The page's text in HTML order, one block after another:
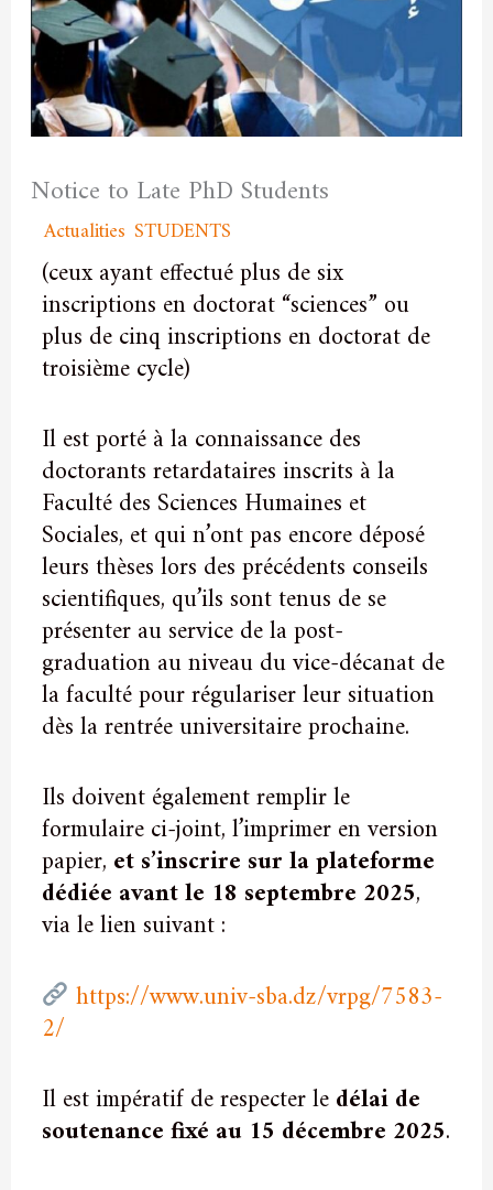
Notice to Late PhD Students
/Actualities STUDENTS
(ceux ayant effectué plus de six
inscriptions en doctorat “sciences” ou
plus de cinq inscriptions en doctorat de
troisième cycle)
Il est porté à la connaissance des
doctorants retardataires inscrits à la
Faculté des Sciences Humaines et
Sociales, et qui n’ont pas encore déposé
leurs thèses lors des précédents conseils
scientifiques, qu’ils sont tenus de se
présenter au service de la post-
graduation au niveau du vice-décanat de
la faculté pour régulariser leur situation
dès la rentrée universitaire prochaine.
Ils doivent également remplir le
formulaire ci-joint, l’imprimer en version
papier, et s’inscrire sur la plateforme
dédiée avant le 18 septembre 2025,
via le lien suivant :
https://www.univ-sba.dz/vrpg/7583-
2/
Il est impératif de respecter ledélai de
soutenance fixé au 15 décembre 2025.